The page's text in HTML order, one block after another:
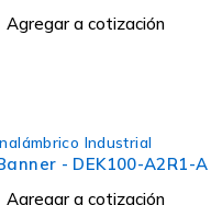
Agregar a cotización
Industrial
- DEK100-A2R1-A
Agregar a cotización